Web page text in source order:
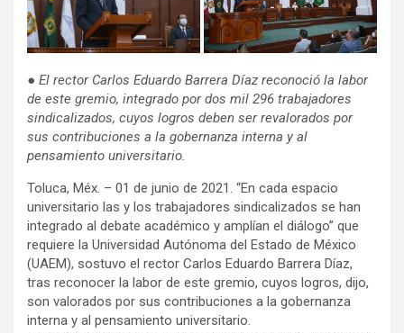
● El rector Carlos Eduardo Barrera Díaz reconoció la labor
de este gremio, integrado por dos mil 296 trabajadores
sindicalizados, cuyos logros deben ser revalorados por
sus contribuciones a la gobernanza interna y al
pensamiento universitario.
Toluca, Méx. – 01 de junio de 2021. “En cada espacio
universitario las y los trabajadores sindicalizados se han
integrado al debate académico y amplían el diálogo” que
requiere la Universidad Autónoma del Estado de México
(UAEM), sostuvo el rector Carlos Eduardo Barrera Díaz,
tras reconocer la labor de este gremio, cuyos logros, dijo,
son valorados por sus contribuciones a la gobernanza
interna y al pensamiento universitario.